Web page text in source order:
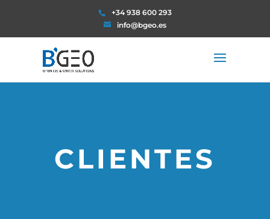
+34 938 600 293
info@bgeo.es
CLIENTES